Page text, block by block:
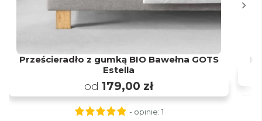
Prześcieradło z gumką BIO Bawełna GOTS
Estella
od 179,00 zł
- opinie: 1